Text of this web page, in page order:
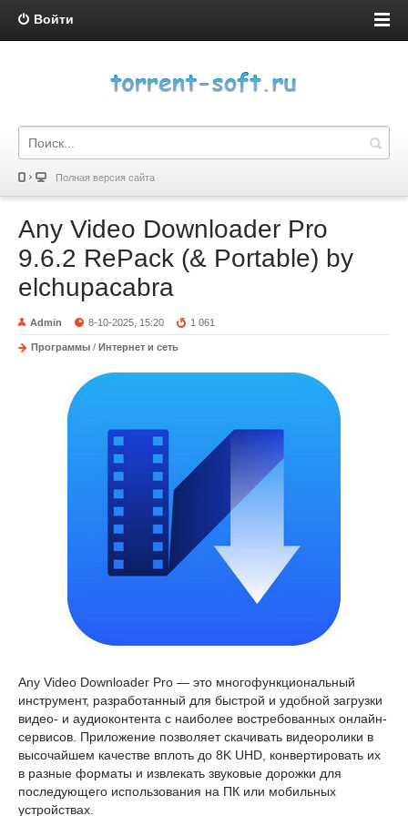
Войти
Полная версия сайта
Any Video Downloader Pro
9.6.2 RePack (& Portable) by
elchupacabra
Admin 8-10-2025, 15:20 1 061
Программы / Интернет и сеть
Any Video Downloader Pro — это многофункциональный
инструмент, разработанный для быстрой и удобной загрузки
видео- и аудиоконтента с наиболее востребованных онлайн-
сервисов. Приложение позволяет скачивать видеоролики в
высочайшем качестве вплоть до 8K UHD, конвертировать их
в разные форматы и извлекать звуковые дорожки для
последующего использования на ПК или мобильных
устройствах.